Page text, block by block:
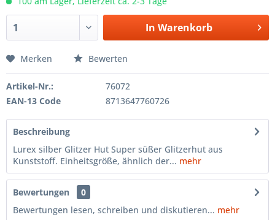
In Warenkorb
Merken Bewerten
Artikel-Nr.:
76072
EAN-13 Code
8713647760726
Beschreibung
Lurex silber Glitzer Hut Super süßer Glitzerhut aus
Kunststoff. Einheitsgröße, ähnlich der... mehr
Bewertungen
0
Bewertungen lesen, schreiben und diskutieren... mehr